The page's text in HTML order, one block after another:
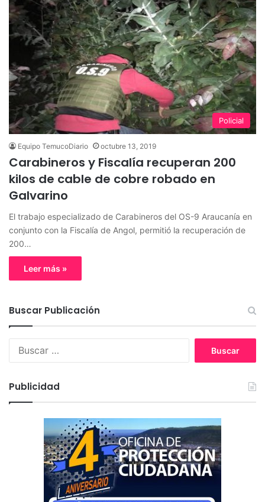
Policial
Equipo TemucoDiario octubre 13, 2019
Carabineros y Fiscalía recuperan 200
kilos de cable de cobre robado en
Galvarino
El trabajo especializado de Carabineros del OS-9 Araucanía en
conjunto con la Fiscalía de Angol, permitió la recuperación de
200…
Leer más »
Buscar Publicación
:
Publicidad